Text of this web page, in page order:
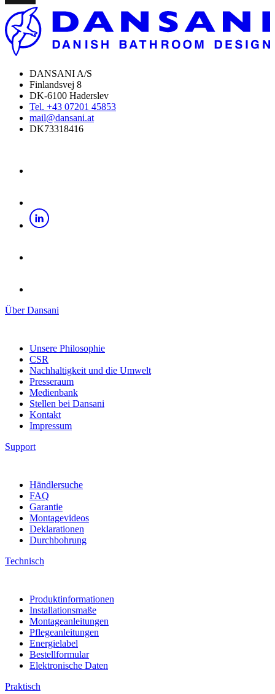
DANSANI A/S
Finlandsvej 8
DK-6100 Haderslev
Tel. +43 07201 45853
mail@dansani.at
DK73318416
Über Dansani
Unsere Philosophie
CSR
Nachhaltigkeit und die Umwelt
Presseraum
Medienbank
Stellen bei Dansani
Kontakt
Impressum
Support
Händlersuche
FAQ
Garantie
Montagevideos
Deklarationen
Durchbohrung
Technisch
Produktinformationen
Installationsmaße
Montageanleitungen
Pflegeanleitungen
Energielabel
Bestellformular
Elektronische Daten
Praktisch